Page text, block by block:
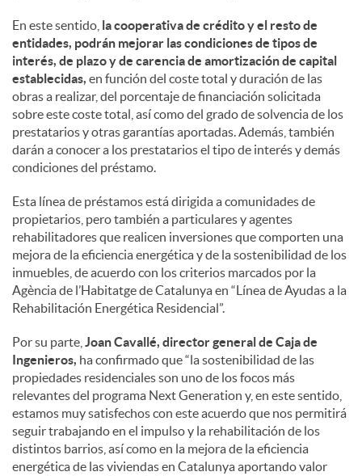
En este sentido, la cooperativa de crédito y el resto de
entidades, podrán mejorar las condiciones de tipos de
interés, de plazo y de carencia de amortización de capital
establecidas, en función del coste total y duración de las
obras a realizar, del porcentaje de financiación solicitada
sobre este coste total, así como del grado de solvencia de los
prestatarios y otras garantías aportadas. Además, también
darán a conocer a los prestatarios el tipo de interés y demás
condiciones del préstamo.
Esta línea de préstamos está dirigida a comunidades de
propietarios, pero también a particulares y agentes
rehabilitadores que realicen inversiones que comporten una
mejora de la eficiencia energética y de la sostenibilidad de los
inmuebles, de acuerdo con los criterios marcados por la
Agència de l’Habitatge de Catalunya en “Línea de Ayudas a la
Rehabilitación Energética Residencial”.
Por su parte, Joan Cavallé, director general de Caja de
Ingenieros, ha confirmado que “la sostenibilidad de las
propiedades residenciales son uno de los focos más
relevantes del programa Next Generation y, en este sentido,
estamos muy satisfechos con este acuerdo que nos permitirá
seguir trabajando en el impulso y la rehabilitación de los
distintos barrios, así como en la mejora de la eficiencia
energética de las viviendas en Catalunya aportando valor